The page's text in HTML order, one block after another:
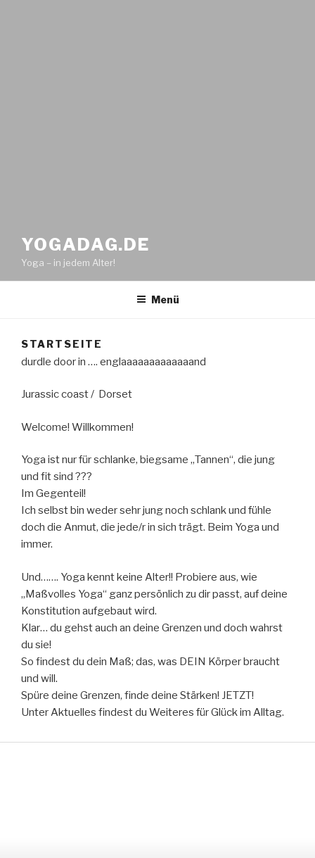
YOGADAG.DE
Yoga – in jedem Alter!
Menü
STARTSEITE
durdle door in …. englaaaaaaaaaaaaand
Jurassic coast / Dorset
Welcome! Willkommen!
Yoga ist nur für schlanke, biegsame „Tannen“, die jung
und fit sind ???
Im Gegenteil!
Ich selbst bin weder sehr jung noch schlank und fühle
doch die Anmut, die jede/r in sich trägt. Beim Yoga und
immer.
Und……. Yoga kennt keine Alter!! Probiere aus, wie
„Maßvolles Yoga“ ganz persönlich zu dir passt, auf deine
Konstitution aufgebaut wird.
Klar… du gehst auch an deine Grenzen und doch wahrst
du sie!
So findest du dein Maß; das, was DEIN Körper braucht
und will.
Spüre deine Grenzen, finde deine Stärken! JETZT!
Unter Aktuelles findest du Weiteres für Glück im Alltag.